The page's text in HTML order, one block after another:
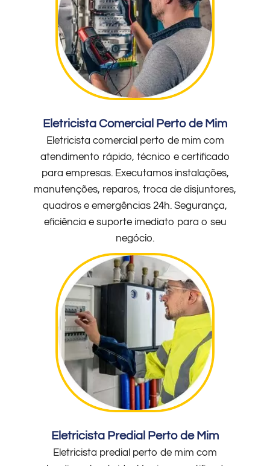
Eletricista Comercial Perto de Mim
Eletricista comercial perto de mim com
atendimento rápido, técnico e certificado
para empresas. Executamos instalações,
manutenções, reparos, troca de disjuntores,
quadros e emergências 24h. Segurança,
eficiência e suporte imediato para o seu
negócio.
Eletricista Predial Perto de Mim
Eletricista predial perto de mim com